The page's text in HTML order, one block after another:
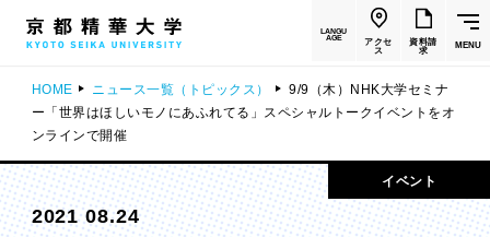
LANGU
AGE
アクセ
ス
資料請
求
MENU
HOME ニュース一覧（トピックス）
9/9（木）NHK大学セミナ
ー「世界はほしいモノにあふれてる」スペシャルトークイベントをオ
ンラインで開催
イベント
2021 08.24